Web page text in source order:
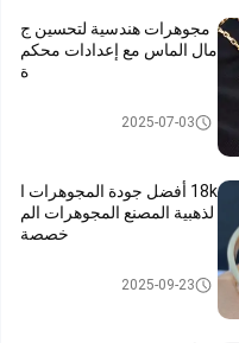
مجوهرات هندسية لتحسين ج
مال الماس مع إعدادات محكم
ة
مجوهرات إعداد هونج كونج
2025-07-03
18k أفضل جودة المجوهرات ا
لذهبية المصنع المجوهرات الم
خصصة
مجوهرات إعداد هونج كونج
2025-09-23